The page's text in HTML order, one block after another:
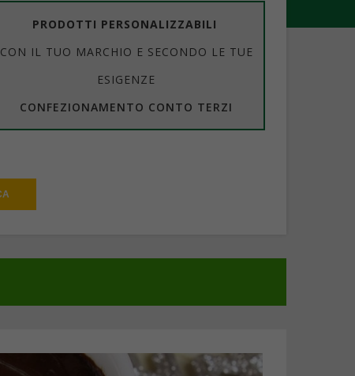
PRODOTTI PERSONALIZZABILI
CON IL TUO MARCHIO E SECONDO LE TUE
ESIGENZE
CONFEZIONAMENTO CONTO TERZI